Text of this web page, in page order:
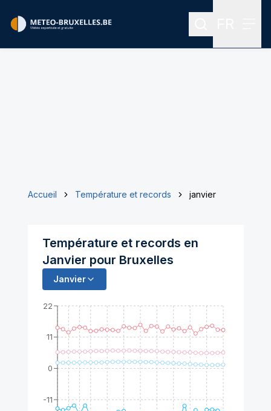
Rechercher
Accueil Température et records janvier
Température et records en
Janvier pour Bruxelles
Janvier
-11
0
11
22